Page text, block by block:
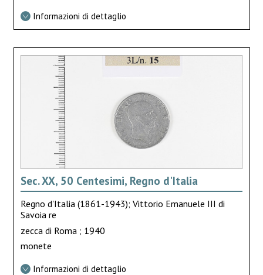
Informazioni di dettaglio
Sec. XX, 50 Centesimi, Regno d'Italia
Regno d'Italia (1861-1943); Vittorio Emanuele III di
Savoia re
zecca di Roma ; 1940
monete
Informazioni di dettaglio